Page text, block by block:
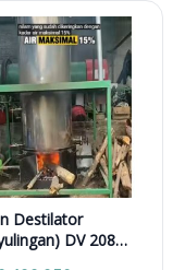
Destilator
DV 208